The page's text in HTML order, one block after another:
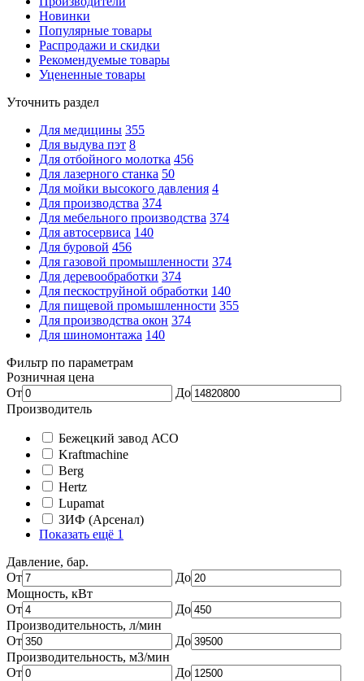
Новинки
Популярные товары
Распродажи и скидки
Рекомендуемые товары
Уцененные товары
Уточнить раздел
Для медицины 355
Для выдува пэт 8
Для отбойного молотка 456
Для лазерного станка 50
Для мойки высокого давления 4
Для производства 374
Для мебельного производства 374
Для автосервиса 140
Для буровой 456
Для газовой промышленности 374
Для деревообработки 374
Для пескоструйной обработки 140
Для пищевой промышленности 355
Для производства окон 374
Для шиномонтажа 140
Фильтр по параметрам
Розничная цена
От
До
Производитель
Бежецкий завод АСО
Kraftmachine
Berg
Hertz
Lupamat
ЗИФ (Арсенал)
Показать ещё 1
Давление, бар.
От
До
Мощность, кВт
От
До
Производительность, л/мин
От
До
Производительность, м3/мин
От
До